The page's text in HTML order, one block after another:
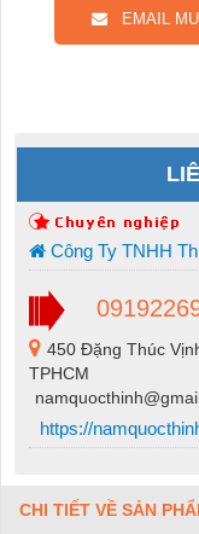
EMAIL
Công Ty TNHH
450 Đặng Thúc
TPHCM
https://
CHI TIẾT VỀ SẢN